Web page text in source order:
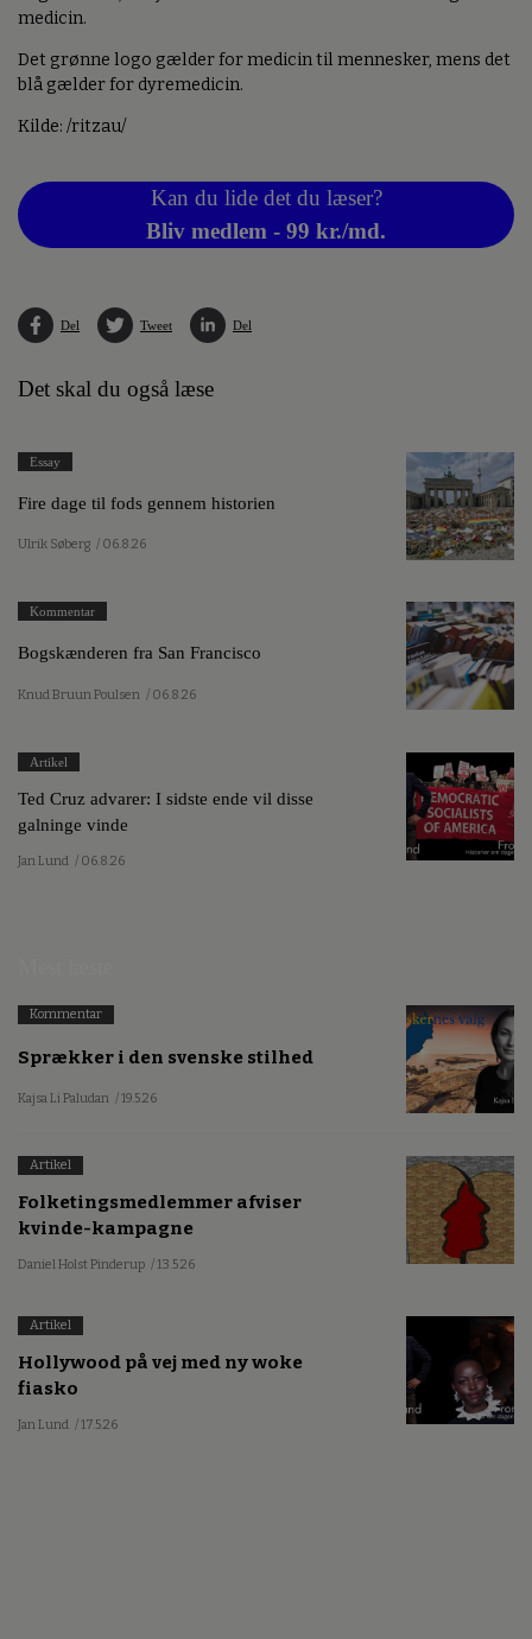
medicin.
Det grønne logo gælder for medicin til mennesker, mens det
blå gælder for dyremedicin.
Kilde: /ritzau/
Kan du lide det du læser?
Bliv medlem - 99 kr./md.
Del Tweet Del
Det skal du også læse
Essay
Fire dage til fods gennem historien
Ulrik Søberg / 06.8.26
Kommentar
Bogskænderen fra San Francisco
Knud Bruun Poulsen / 06.8.26
Artikel
Ted Cruz advarer: I sidste ende vil disse
galninge vinde
Jan Lund / 06.8.26
Kommentar
Sprækker i den svenske stilhed
Kajsa Li Paludan / 19.5.26
Artikel
Folketingsmedlemmer afviser
kvinde-kampagne
Daniel Holst Pinderup / 13.5.26
Artikel
Hollywood på vej med ny woke
fiasko
Jan Lund / 17.5.26